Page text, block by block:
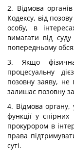
2. Відмова
Кодексу, від
особу, в
вимагати від
попередньому
3. Якщо
процесуальну
позовну заяву, не
залишає позовну
4. Відмова органу,
функції у
прокурором в
права
суті.